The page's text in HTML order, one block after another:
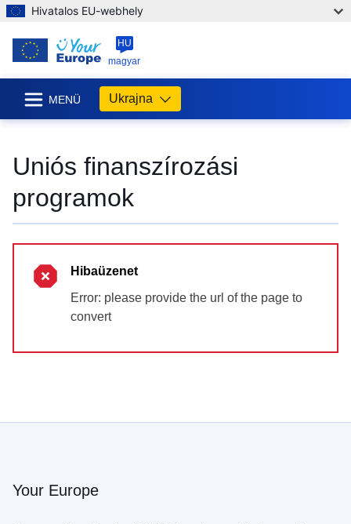
Hivatalos EU-webhely
HU
magyar
MENÜ Ukrajna
Uniós finanszírozási
programok
Hibaüzenet
Error: please provide the url of the page to
convert
Your Europe